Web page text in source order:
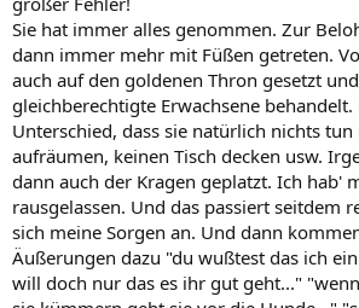
Sie hat immer alles genommen. Zur
dann immer mehr mit Füßen getreten.
auch auf den goldenen Thron gesetzt
gleichberechtigte Erwachsene
Unterschied, dass sie natürlich nichts
aufräumen, keinen Tisch decken usw.
dann auch der Kragen geplatzt. Ich hab'
rausgelassen. Und das passiert seitdem
sich meine Sorgen an. Und dann
Äußerungen dazu "du wußtest das ich
will doch nur das es ihr gut geht..."